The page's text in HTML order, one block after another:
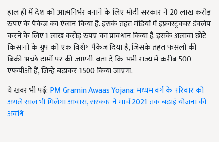
हाल ही में देश को आत्मनिर्भर बनाने के लिए मोदी सरकार ने 20 लाख करोड़
रुपए के पैकेज का ऐलान किया है. इसके तहत मंडियों में इंफ्रास्ट्रक्चर डेवलेप
करने के लिए 1 लाख करोड़ रुपए का प्रावधान किया है. इसके अलावा छोटे
किसानों के ग्रुप को एक विशेष पैकेज दिया है, जिसके तहत फसलों की
बिक्री अच्छे दामों पर की जाएगी. बता दें कि अभी राज्य में करीब 500
एफपीओ हैं, जिन्हें बढ़ाकर 1500 किया जाएगा.
ये खबर भी पढ़ें: PM Gramin Awaas Yojana: मध्यम वर्ग के परिवार को
अगले साल भी मिलेगा आवास, सरकार ने मार्च 2021 तक बढ़ाई योजना की
अवधि